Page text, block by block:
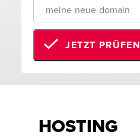
JETZT PRÜFEN
HOSTING